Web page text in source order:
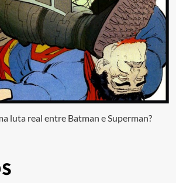
luta real entre Batman e Superman?